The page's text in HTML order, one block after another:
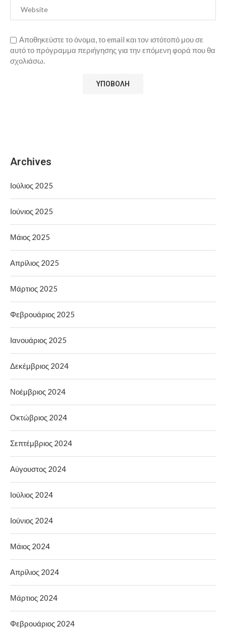
Αποθηκεύστε το όνομα, το email και τον ιστότοπό μου σε
αυτό το πρόγραμμα περιήγησης για την επόμενη φορά που θα
σχολιάσω.
Archives
Ιούλιος 2025
Ιούνιος 2025
Μάιος 2025
Απρίλιος 2025
Μάρτιος 2025
Φεβρουάριος 2025
Ιανουάριος 2025
Δεκέμβριος 2024
Νοέμβριος 2024
Οκτώβριος 2024
Σεπτέμβριος 2024
Αύγουστος 2024
Ιούλιος 2024
Ιούνιος 2024
Μάιος 2024
Απρίλιος 2024
Μάρτιος 2024
Φεβρουάριος 2024